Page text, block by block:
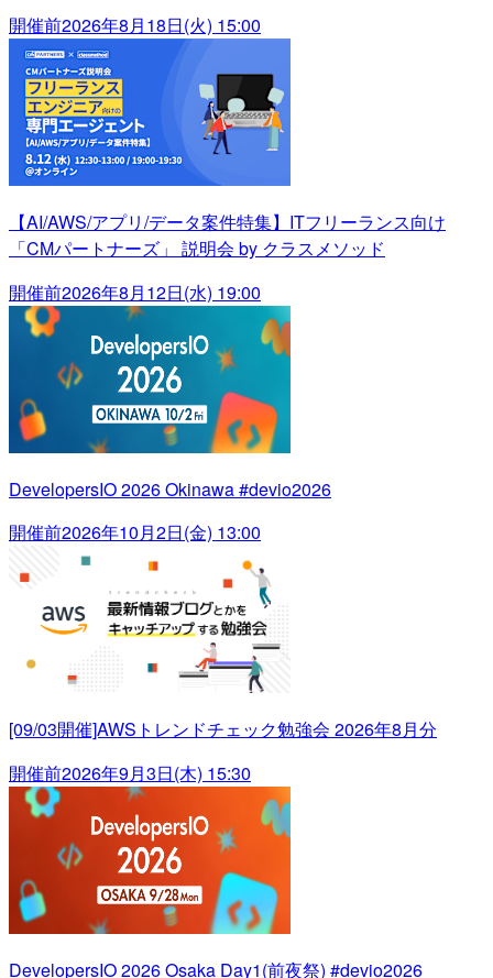
開催前2026年8月18日(火) 15:00
【AI/AWS/アプリ/データ案件特集】ITフリーランス向け
「CMパートナーズ」 説明会 by クラスメソッド
開催前2026年8月12日(水) 19:00
DevelopersIO 2026 Okinawa #devio2026
開催前2026年10月2日(金) 13:00
[09/03開催]AWSトレンドチェック勉強会 2026年8月分
開催前2026年9月3日(木) 15:30
DevelopersIO 2026 Osaka Day1(前夜祭) #devio2026